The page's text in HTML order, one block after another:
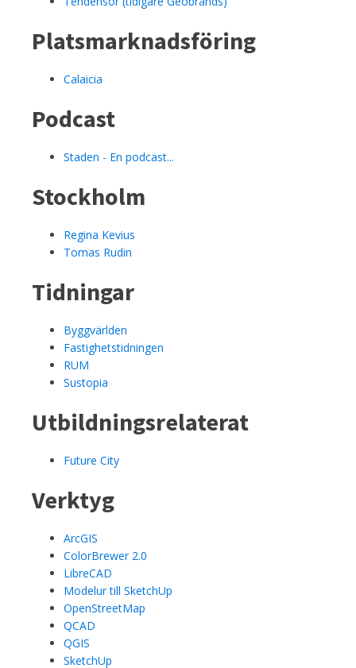
Platsmarknadsföring
Calaicia
Podcast
Staden - En podcast...
Stockholm
Regina Kevius
Tomas Rudin
Tidningar
Byggvärlden
Fastighetstidningen
RUM
Sustopia
Utbildningsrelaterat
Future City
Verktyg
ArcGIS
ColorBrewer 2.0
LibreCAD
Modelur till SketchUp
OpenStreetMap
QCAD
QGIS
SketchUp